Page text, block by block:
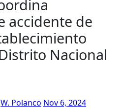
accidente de
Nacional
W. Polanco Nov 6, 2024